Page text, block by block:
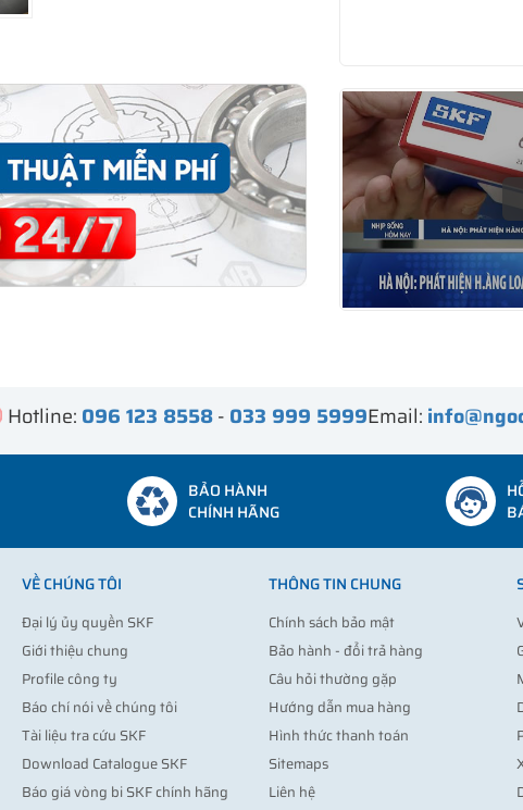
Hotline: 096 123 8558- 033 999 5999Email:
BẢO HÀNH
CHÍNH HÃNG
VỀ CHÚNG TÔI
Đại lý ủy quyền SKF
Giới thiệu chung
Profile công ty
Báo chí nói về chúng tôi
Tài liệu tra cứu SKF
Download Catalogue SKF
Báo giá vòng bi SKF chính hãng
THÔNG TIN CHUNG
Chính sách bảo mật
Bảo hành - đổi trả hàng
Câu hỏi thường gặp
Hướng dẫn mua hàng
Hình thức thanh toán
Sitemaps
Liên hệ